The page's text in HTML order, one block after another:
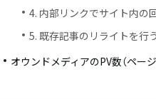
4. 内部リンクでサイト内の
5. 既存記事のリライトを行う
オウンドメディアのPV数（ペー